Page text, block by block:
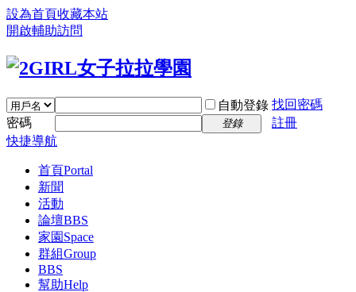
設為首頁收藏本站
開啟輔助訪問
自動登錄 找回密碼
密碼
登錄
註冊
快捷導航
首頁Portal
新聞
活動
論壇BBS
家園 Space
群組Group
BBS
幫助Help